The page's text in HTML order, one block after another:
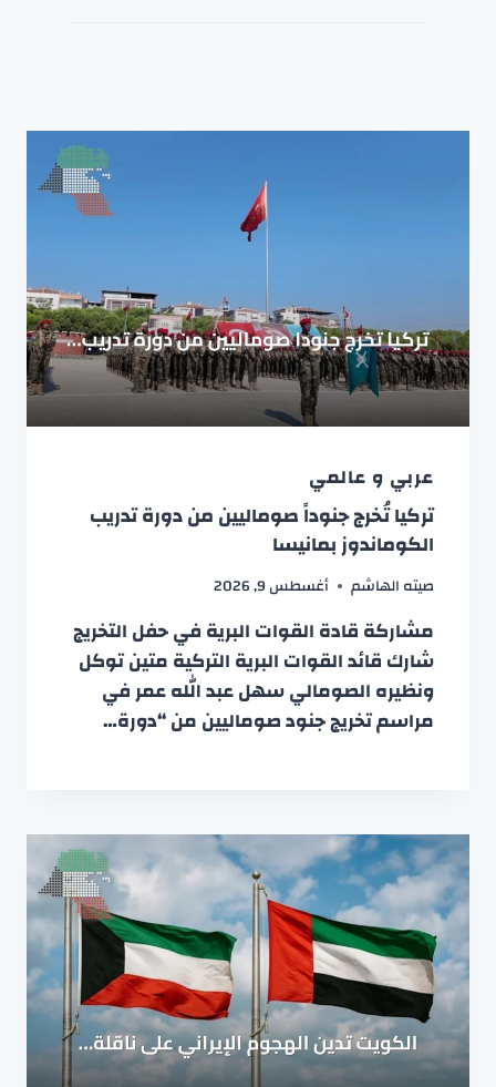
عربي و عالمي
تركيا تُخرج جنوداً صوماليين من دورة تدريب
الكوماندوز بمانيسا
صيته الهاشم أغسطس 9, 2026
مشاركة قادة القوات البرية في حفل التخريج
شارك قائد القوات البرية التركية متين توكل
ونظيره الصومالي سهل عبد الله عمر في
مراسم تخريج جنود صوماليين من “دورة…